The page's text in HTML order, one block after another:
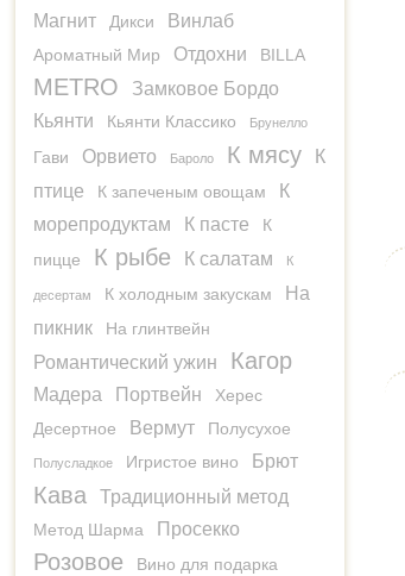
Магнит Дикси Винлаб
Ароматный Мир Отдохни BILLA
METRO
Замковое Бордо
Кьянти
Кьянти Классико Брунелло
Гави Орвието Бароло К мясу
К
птице
К запеченым овощам
К
морепродуктам
К пасте
К
пицце
К рыбе К салатам К
десертам К холодным закускам
На
пикник
На глинтвейн
Романтический ужин Кагор
Мадера Портвейн
Херес
Десертное
Вермут Полусухое
Полусладкое Игристое вино Брют
Кава Традиционный метод
Метод Шарма Просекко
Розовое
Вино для подарка